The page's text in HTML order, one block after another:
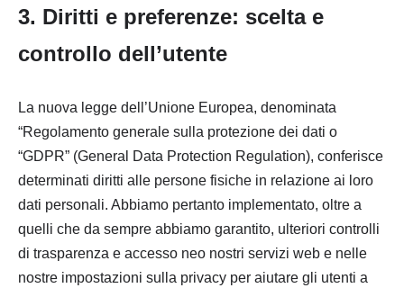
3. Diritti e preferenze: scelta e
controllo dell’utente
La nuova legge dell’Unione Europea, denominata
“Regolamento generale sulla protezione dei dati o
“GDPR” (General Data Protection Regulation), conferisce
determinati diritti alle persone fisiche in relazione ai loro
dati personali. Abbiamo pertanto implementato, oltre a
quelli che da sempre abbiamo garantito, ulteriori controlli
di trasparenza e accesso neo nostri servizi web e nelle
nostre impostazioni sulla privacy per aiutare gli utenti a